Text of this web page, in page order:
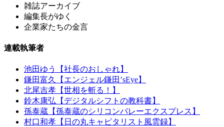
雑誌アーカイブ
編集長がゆく
企業家たちの金言
連載執筆者
池田ゆう【社長のおしゃれ】
鎌田富久【エンジェル鎌田’sEye】
北尾吉孝【世相を斬る！】
鈴木康弘【デジタルシフトの教科書】
孫泰蔵【孫泰蔵のシリコンバレーエクスプレス】
村口和孝【日の丸キャピタリスト風雲録】